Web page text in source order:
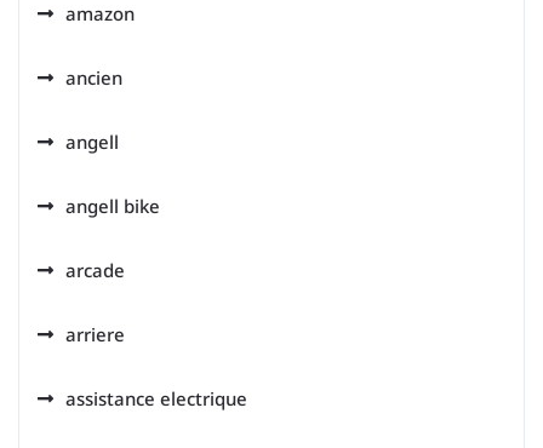
amazon
ancien
angell
angell bike
arcade
arriere
assistance electrique